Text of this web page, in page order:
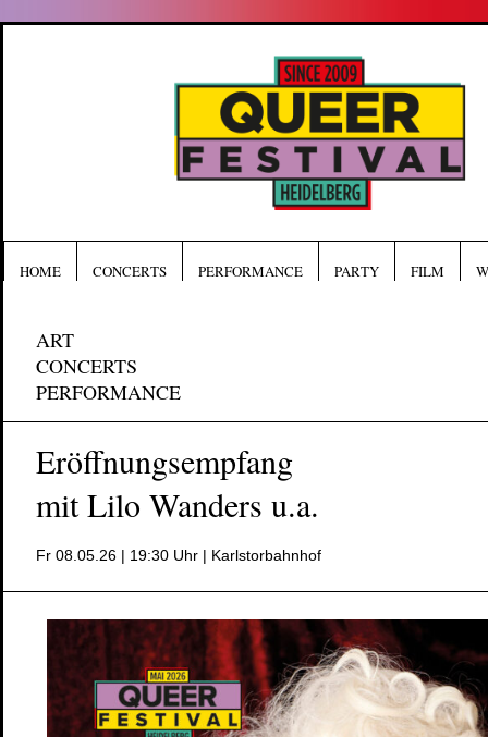
HOME CONCERTS PERFORMANCE PARTY FILM
ART
CONCERTS
PERFORMANCE
Eröffnungsempfang
mit Lilo Wanders u.a.
Fr 08.05.26 | 19:30 Uhr | Karlstorbahnhof